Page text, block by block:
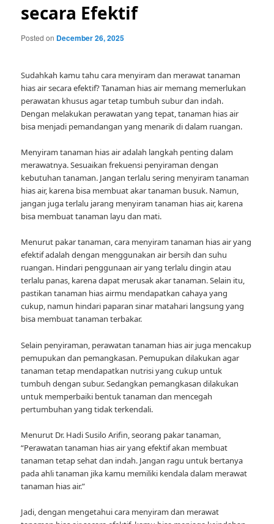
secara Efektif
Posted on December 26, 2025
Sudahkah kamu tahu cara menyiram dan merawat tanaman
hias air secara efektif? Tanaman hias air memang memerlukan
perawatan khusus agar tetap tumbuh subur dan indah.
Dengan melakukan perawatan yang tepat, tanaman hias air
bisa menjadi pemandangan yang menarik di dalam ruangan.
Menyiram tanaman hias air adalah langkah penting dalam
merawatnya. Sesuaikan frekuensi penyiraman dengan
kebutuhan tanaman. Jangan terlalu sering menyiram tanaman
hias air, karena bisa membuat akar tanaman busuk. Namun,
jangan juga terlalu jarang menyiram tanaman hias air, karena
bisa membuat tanaman layu dan mati.
Menurut pakar tanaman, cara menyiram tanaman hias air yang
efektif adalah dengan menggunakan air bersih dan suhu
ruangan. Hindari penggunaan air yang terlalu dingin atau
terlalu panas, karena dapat merusak akar tanaman. Selain itu,
pastikan tanaman hias airmu mendapatkan cahaya yang
cukup, namun hindari paparan sinar matahari langsung yang
bisa membuat tanaman terbakar.
Selain penyiraman, perawatan tanaman hias air juga mencakup
pemupukan dan pemangkasan. Pemupukan dilakukan agar
tanaman tetap mendapatkan nutrisi yang cukup untuk
tumbuh dengan subur. Sedangkan pemangkasan dilakukan
untuk memperbaiki bentuk tanaman dan mencegah
pertumbuhan yang tidak terkendali.
Menurut Dr. Hadi Susilo Arifin, seorang pakar tanaman,
“Perawatan tanaman hias air yang efektif akan membuat
tanaman tetap sehat dan indah. Jangan ragu untuk bertanya
pada ahli tanaman jika kamu memiliki kendala dalam merawat
tanaman hias air.”
Jadi, dengan mengetahui cara menyiram dan merawat